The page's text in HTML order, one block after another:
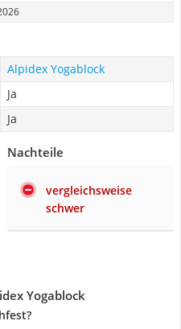
Alpidex Yogablock
Ja
Ja
Nachteile
vergleichsweise
schwer
Yogablock